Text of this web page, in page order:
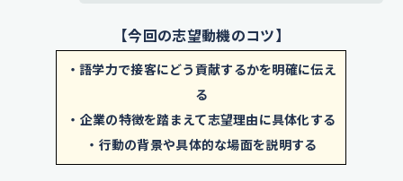
目標に言い換えることで、入社後の成長意欲と適
性が伝わりやすくなりました。
ES添削サービス「赤ペンES」なら、このような添削を無料で
プロにお任せできます。
エントリーは【こちらをクリック】
光地で活動してきました。初めは緊
張しましたが、 最初は外国人対応に
慣れておらず戸惑いもありました
対応することで、信頼関係が築ける
【今回の志望動機のコツ】
・語学力で接客にどう貢献するかを明確に伝え
る
・企業の特徴を踏まえて志望理由に具体化する
・行動の背景や具体的な場面を説明する